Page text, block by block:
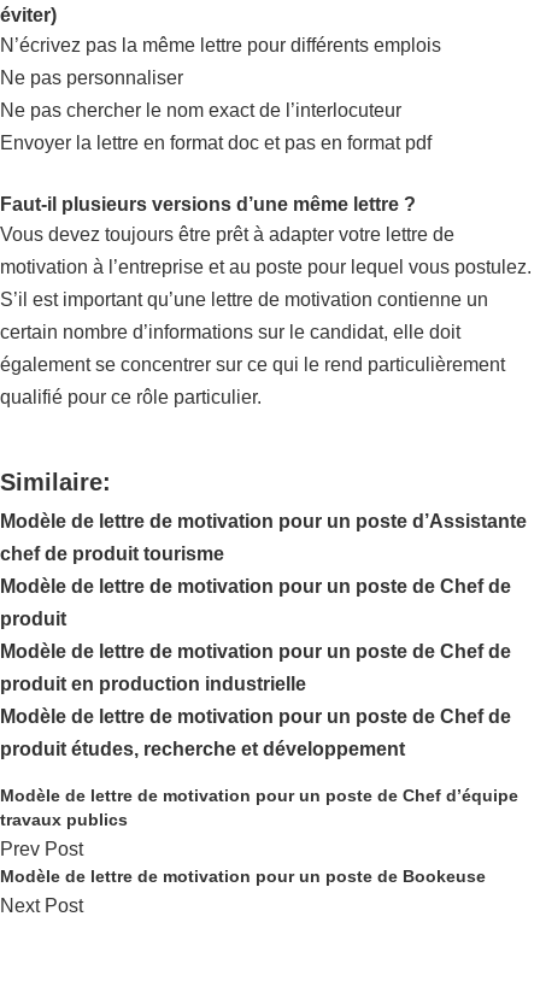
éviter)
N’écrivez pas la même lettre pour différents emplois
Ne pas personnaliser
Ne pas chercher le nom exact de l’interlocuteur
Envoyer la lettre en format doc et pas en format pdf
Faut-il plusieurs versions d’une même lettre ?
Vous devez toujours être prêt à adapter votre lettre de
motivation à l’entreprise et au poste pour lequel vous postulez.
S’il est important qu’une lettre de motivation contienne un
certain nombre d’informations sur le candidat, elle doit
également se concentrer sur ce qui le rend particulièrement
qualifié pour ce rôle particulier.
Similaire:
Modèle de lettre de motivation pour un poste d’Assistante
chef de produit tourisme
Modèle de lettre de motivation pour un poste de Chef de
produit
Modèle de lettre de motivation pour un poste de Chef de
produit en production industrielle
Modèle de lettre de motivation pour un poste de Chef de
produit études, recherche et développement
Modèle de lettre de motivation pour un poste de Chef d’équipe
travaux publics
Prev Post
Modèle de lettre de motivation pour un poste de Bookeuse
Next Post